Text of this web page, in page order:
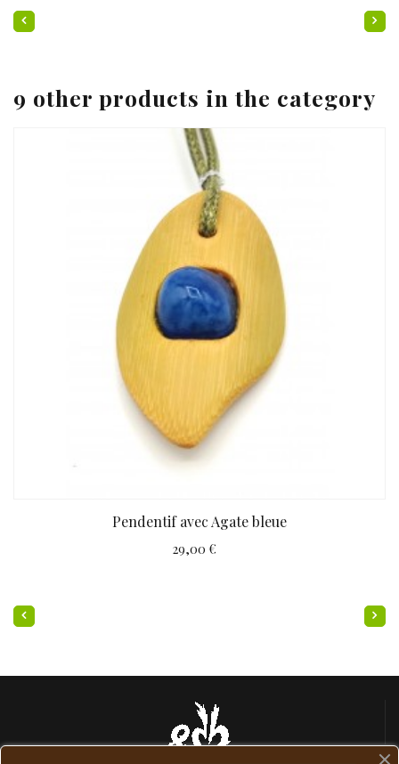
9 other products in the category
Pendentif avec Agate bleue
29,00 €